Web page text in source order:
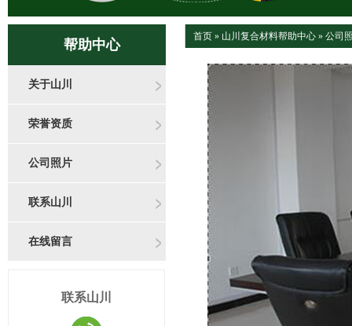
帮助中心
关于山川
荣誉资质
公司照片
联系山川
在线留言
联系山川
首页 » 山川复合材料帮助中心 » 公司